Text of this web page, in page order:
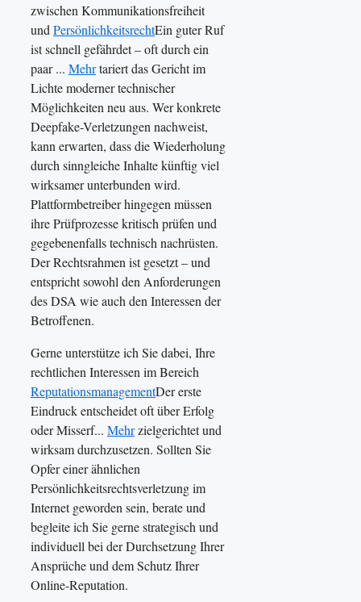
zwischen Kommunikationsfreiheit
und PersönlichkeitsrechtEin guter Ruf
ist schnell gefährdet – oft durch ein
paar ... Mehrtariert das Gericht im
Lichte moderner technischer
Möglichkeiten neu aus. Wer konkrete
Deepfake-Verletzungen nachweist,
kann erwarten, dass die Wiederholung
durch sinngleiche Inhalte künftig viel
wirksamer unterbunden wird.
Plattformbetreiber hingegen müssen
ihre Prüfprozesse kritisch prüfen und
gegebenenfalls technisch nachrüsten.
Der Rechtsrahmen ist gesetzt – und
entspricht sowohl den Anforderungen
des DSA wie auch den Interessen der
Betroffenen.
Gerne unterstütze ich Sie dabei, Ihre
rechtlichen Interessen im Bereich
ReputationsmanagementDer erste
Eindruck entscheidet oft über Erfolg
oder Misserf... Mehrzielgerichtet und
wirksam durchzusetzen. Sollten Sie
Opfer einer ähnlichen
Persönlichkeitsrechtsverletzung im
Internet geworden sein, berate und
begleite ich Sie gerne strategisch und
individuell bei der Durchsetzung Ihrer
Ansprüche und dem Schutz Ihrer
Online-Reputation.